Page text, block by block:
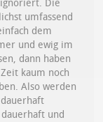
Die
umfassend
dem
und ewig im
dann haben
kaum noch
Also werden
und